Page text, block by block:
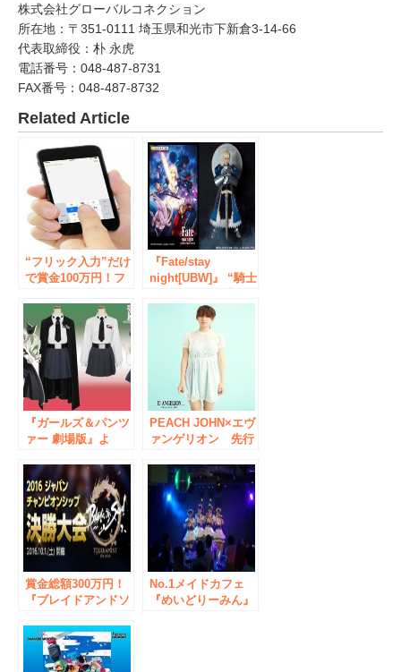
株式会社グローバルコネクション
所在地：〒351-0111 埼玉県和光市下新倉3-14-66
代表取締役：朴 永虎
電話番号：048-487-8731
FAX番号：048-487-8732
Related Article
“フリック入力”だけ
で賞金100万円！フ
大会開催！ ～スマ
ートフォンのフリッ
ク入力最速を決める
イベントを開催～
『Fate/stay
night[UBW]』 “騎士
受注生産限定のドレ
スと甲冑が再び登
『ガールズ＆パンツ
ァー 劇場版』よ
高校女子制服」がコ
スパティオから登
場！
PEACH JOHN×エヴ
ァンゲリオン 先行
ラボが一般販売決
定！
賞金総額300万円！
『ブレイドアンドソ
ンピオンシップ決勝
大会概要発表遂に決
戦の日が近づいた！
No.1メイドカフェ
『めいどりーみん』